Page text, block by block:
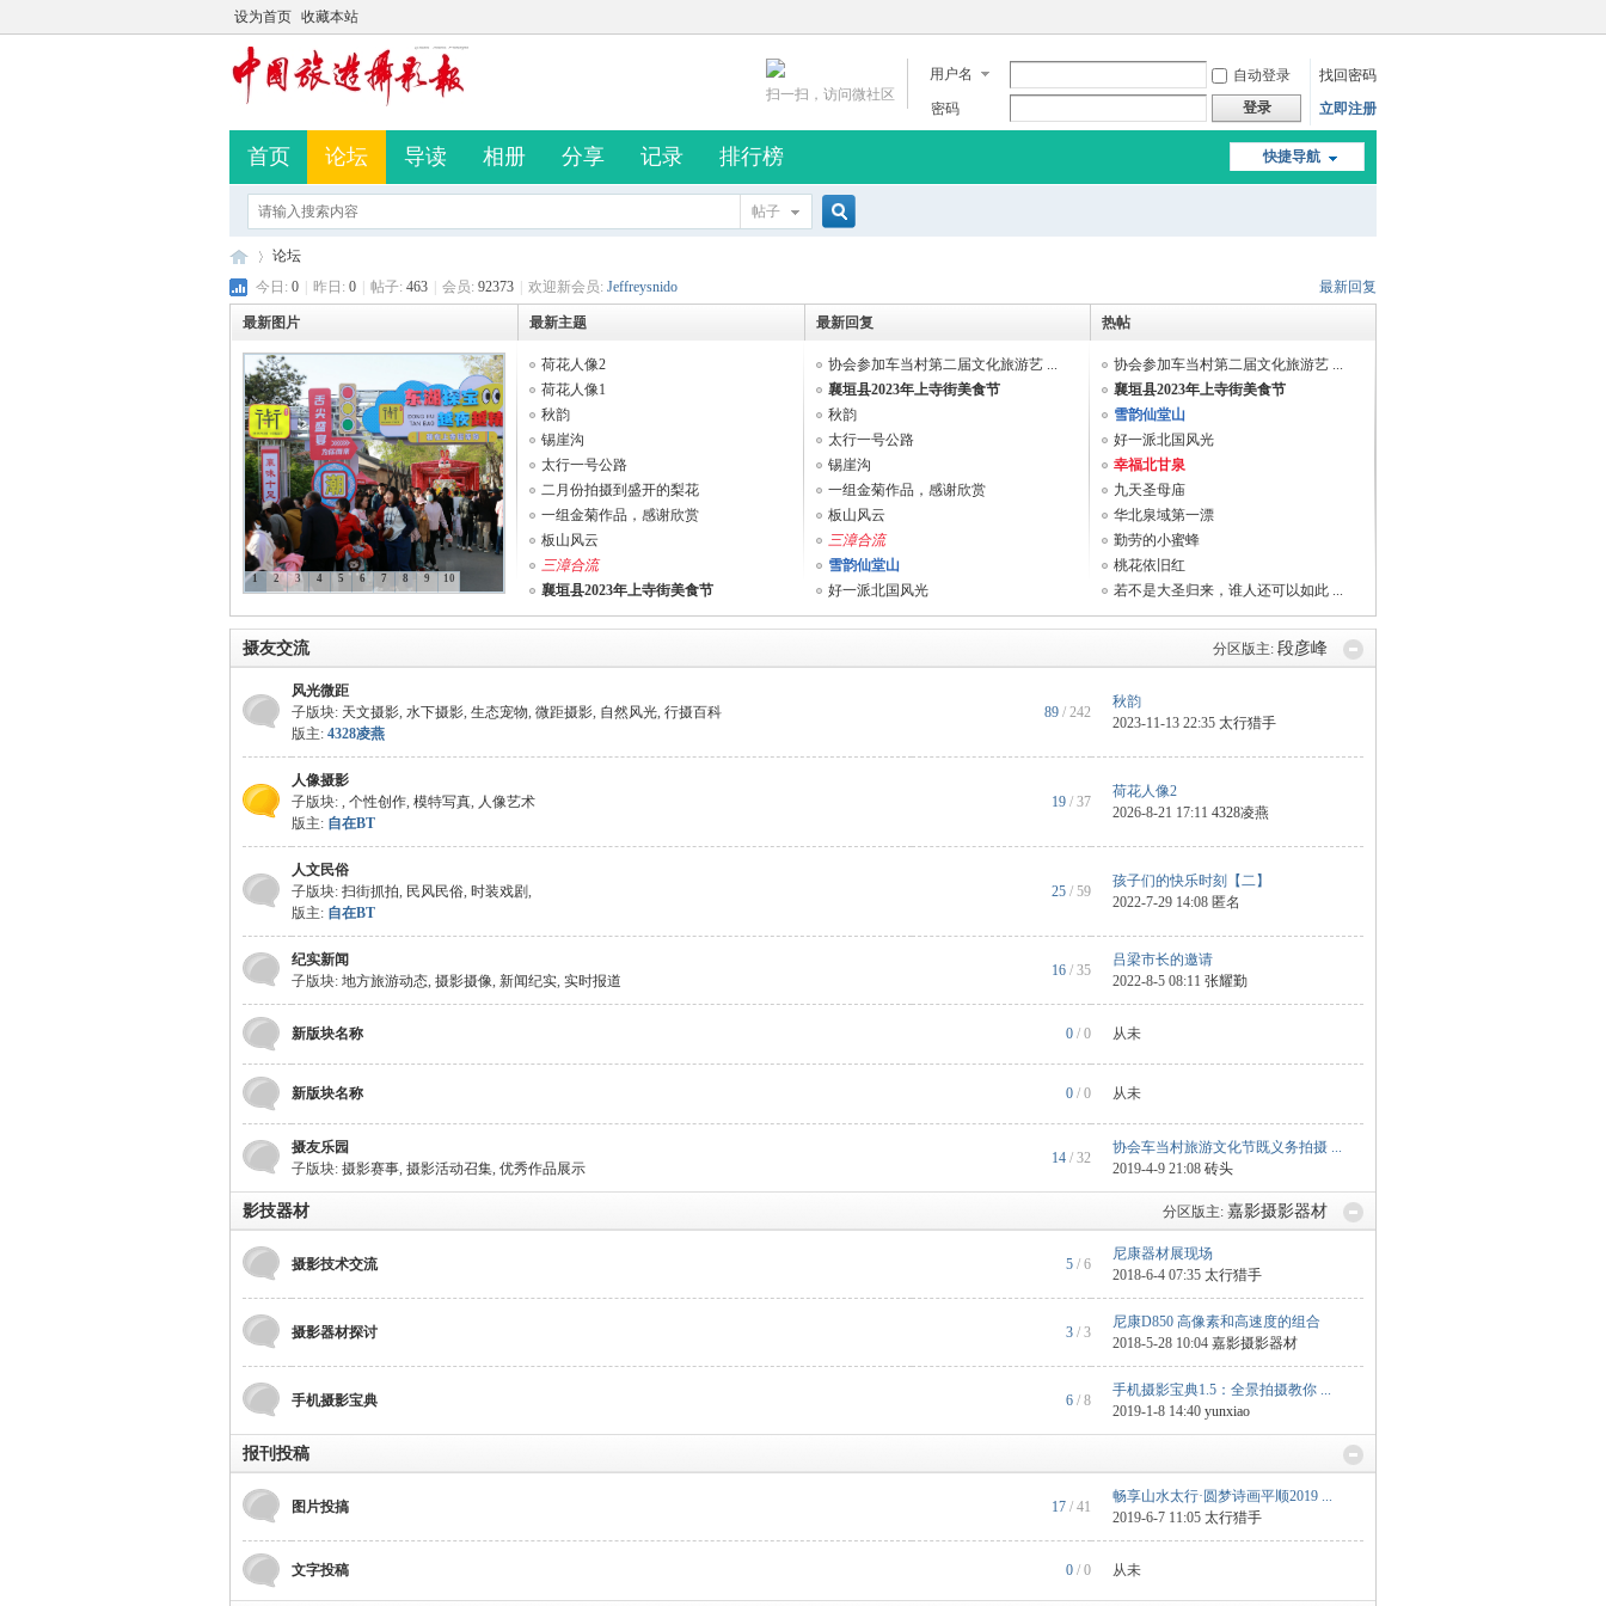
设为首页 收藏本站
用户名 自动登录
找回密码
密码
登录 立即注册
扫一扫，访问微社区
快捷导航
首页 论坛 导读 相册 分享 记录 排行榜
帖子
国
»
论坛
今日: 0 昨日: 0 帖子: 463 会员: 92373 欢迎新会员: Jeffreysnido 最新回复
最新图片
1 2 3 4 5 6 7 8 9 10
最新主题
荷花人像2
荷花人像1
秋韵
锡崖沟
太行一号公路
二月份拍摄到盛开的梨花
一组金菊作品，感谢欣赏
板山风云
三漳合流
襄垣县2023年上寺街美食节
最新回复
协会参加车当村第二届文化旅游艺 ...
襄垣县2023年上寺街美食节
秋韵
太行一号公路
锡崖沟
一组金菊作品，感谢欣赏
板山风云
三漳合流
雪韵仙堂山
好一派北国风光
热帖
协会参加车当村第二届文化旅游艺 ...
襄垣县2023年上寺街美食节
雪韵仙堂山
好一派北国风光
幸福北甘泉
九天圣母庙
华北泉域第一漂
勤劳的小蜜蜂
桃花依旧红
若不是大圣归来，谁人还可以如此 ...
分区版主: 段彦峰
摄友交流
风光微距
子版块: 天文摄影, 水下摄影, 生态宠物, 微距摄影, 自然风光, 行摄百科
版主: 4328凌燕
89 / 242
秋韵
2023-11-13 22:35 太行猎手
人像摄影
子版块: , 个性创作, 模特写真, 人像艺术
版主: 自在BT
19 / 37
荷花人像2
2026-8-21 17:11 4328凌燕
人文民俗
子版块: 扫街抓拍, 民风民俗, 时装戏剧,
版主: 自在BT
25 / 59
孩子们的快乐时刻【二】
2022-7-29 14:08 匿名
纪实新闻
子版块: 地方旅游动态, 摄影摄像, 新闻纪实, 实时报道
16 / 35
吕梁市长的邀请
2022-8-5 08:11 张耀勤
新版块名称 0 / 0 从未
新版块名称 0 / 0 从未
摄友乐园
子版块: 摄影赛事, 摄影活动召集, 优秀作品展示
14 / 32
协会车当村旅游文化节既义务拍摄 ...
2019-4-9 21:08 砖头
分区版主: 嘉影摄影器材
影技器材
摄影技术交流 5 / 6
尼康器材展现场
2018-6-4 07:35 太行猎手
摄影器材探讨 3 / 3
尼康D850 高像素和高速度的组合
2018-5-28 10:04 嘉影摄影器材
手机摄影宝典 6 / 8
手机摄影宝典1.5：全景拍摄教你 ...
2019-1-8 14:40 yunxiao
报刊投稿
图片投搞 17 / 41
畅享山水太行·圆梦诗画平顺2019 ...
2019-6-7 11:05 太行猎手
文字投稿 0 / 0 从未